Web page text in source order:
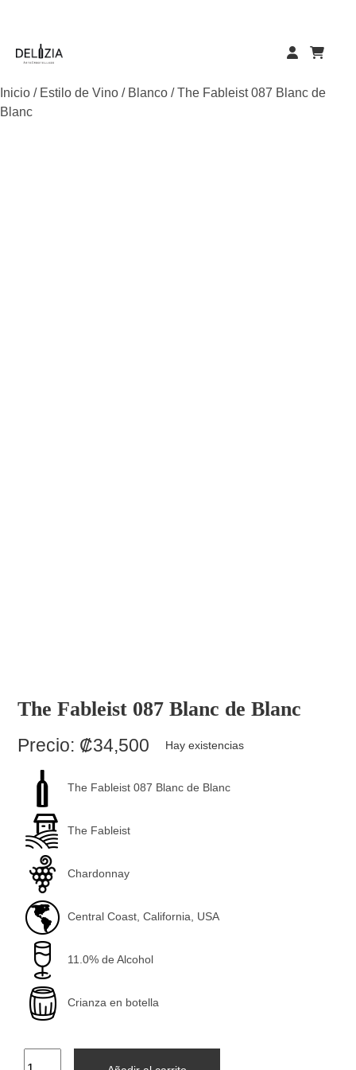
Inicio / Estilo de Vino / Blanco / The Fableist 087 Blanc de
Blanc
The Fableist 087 Blanc de Blanc
Precio: ₡34,500 Hay existencias
The Fableist 087 Blanc de Blanc
The Fableist
Chardonnay
Central Coast, California, USA
11.0% de Alcohol
Crianza en botella